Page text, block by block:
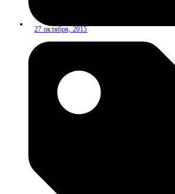
27 октября, 2015